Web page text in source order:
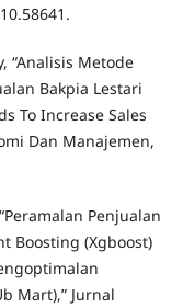
“Analisis Metode
Bakpia Lestari
To Increase Sales
Dan Manajemen,
Penjualan
Boosting (Xgboost)
Mart),” Jurnal